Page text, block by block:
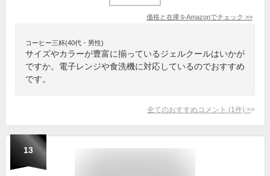
価格と在庫をAmazonでチェック >>
コーヒー三杯(40代・男性)
サイズやカラーが豊富に揃っているジェルクールはいかが
ですか。電子レンジや食洗機に対応しているのでおすすめ
です。
全てのおすすめコメント (1 件) >
13